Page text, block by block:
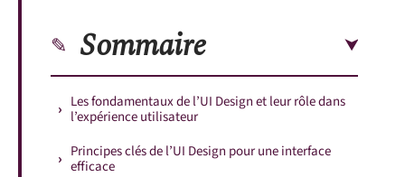
Sommaire
Les fondamentaux de l’UI Design et leur rôle dans
l’expérience utilisateur
Principes clés de l’UI Design pour une interface
efficace